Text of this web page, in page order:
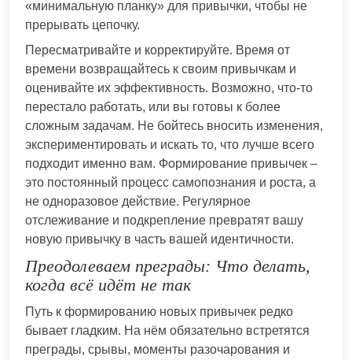
«минимальную планку» для привычки, чтобы не
прерывать цепочку.
Пересматривайте и корректируйте. Время от
времени возвращайтесь к своим привычкам и
оценивайте их эффективность. Возможно, что-то
перестало работать, или вы готовы к более
сложным задачам. Не бойтесь вносить изменения,
экспериментировать и искать то, что лучше всего
подходит именно вам. Формирование привычек –
это постоянный процесс самопознания и роста, а
не одноразовое действие. Регулярное
отслеживание и подкрепление превратят вашу
новую привычку в часть вашей идентичности.
Преодолеваем преграды: Что делать,
когда всё идёт не так
Путь к формированию новых привычек редко
бывает гладким. На нём обязательно встретятся
преграды, срывы, моменты разочарования и